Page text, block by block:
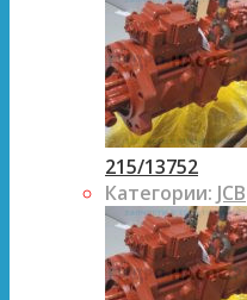
215/13752
Категории: JCB